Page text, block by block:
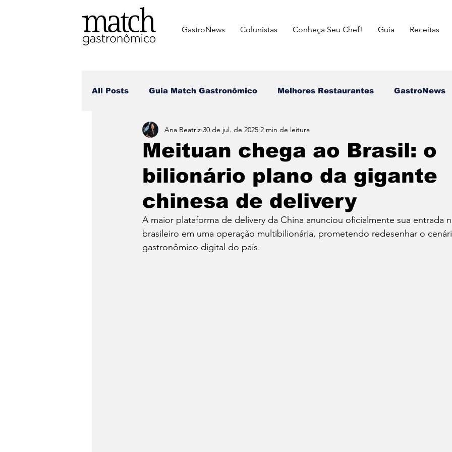
GastroNews Colunistas Conheça Seu Chef! Guia Receitas
All Posts ⁠Guia Match Gastronômico Melhores Restaurantes ⁠GastroNews
Review dos matchers Eventos ⁠Insiders
Receitas dos Chefes Brasileira Italiana Mexicana Japonesa
Dia do Fondue Drinks Cafés
Meituan chega ao Brasil: o
bilionário plano da gigante
chinesa de delivery
Ana Beatriz 30 de jul. de 2025 2 min de leitura
A maior plataforma de delivery da China anunciou oficialmente sua entrada
brasileiro em uma operação multibilionária, prometendo redesenhar o
gastronômico digital do país.